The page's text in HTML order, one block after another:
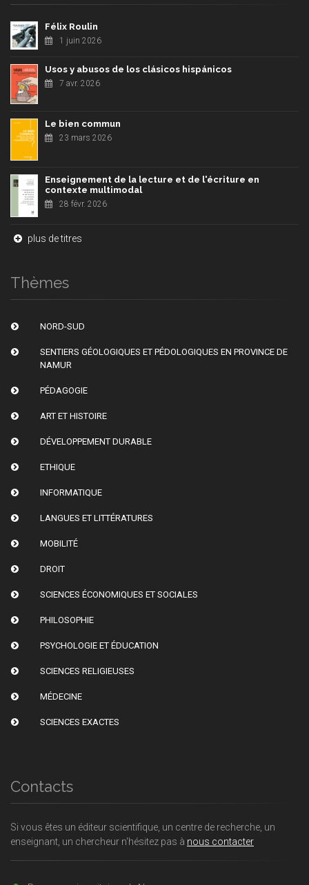
Félix Roulin
1 juin 2026
Usos y abusos de los clásicos hispánicos
7 avr. 2026
Le bien commun
23 mars 2026
Enseignement de la lecture et de l'écriture en
contexte multimodal
28 févr. 2026
plus de titres
Thèmes
NORD-SUD
SENTIERS GÉOLOGIQUES ET PÉDOLOGIQUES EN PROVINCE DE
NAMUR
PÉDAGOGIE
ART ET HISTOIRE
DÉVELOPPEMENT DURABLE
ETHIQUE
INFORMATIQUE
LANGUES ET LITTÉRATURES
MOBILITÉ
DROIT
SCIENCES ÉCONOMIQUES ET SOCIALES
PHILOSOPHIE
PSYCHOLOGIE ET ÉDUCATION
SCIENCES RELIGIEUSES
MÉDECINE
SCIENCES EXACTES
Contacts
Si vous êtes un éditeur scientifique, un centre de recherche, un
enseignant, un chercheur n'hésitez pas à nous contacter